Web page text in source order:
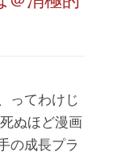
ってわけじ
ぬほど漫画
の成長プラ